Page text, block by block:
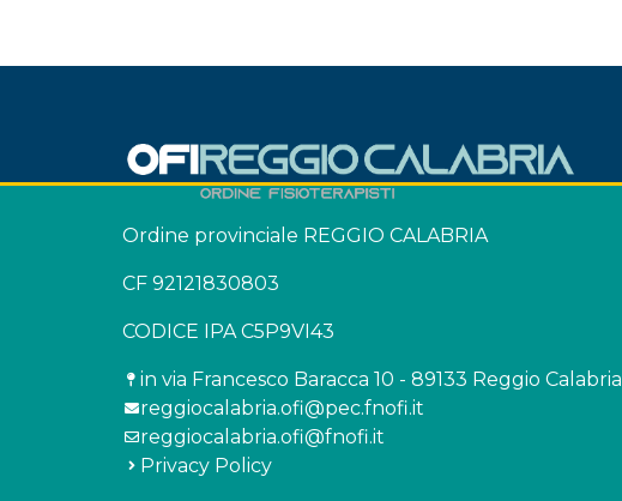
Ordine provinciale REGGIO CALABRIA
CF 92121830803
CODICE IPA C5P9VI43
in via Francesco Baracca 10 - 89133 Reggio Calabria
reggiocalabria.ofi@pec.fnofi.it
reggiocalabria.ofi@fnofi.it
Privacy Policy